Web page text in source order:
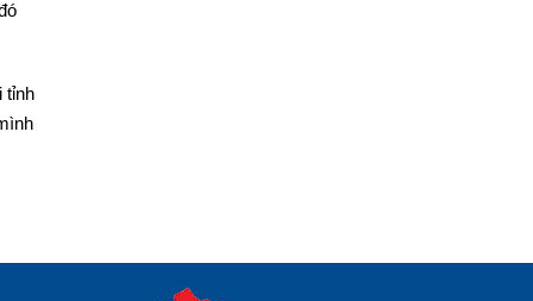
tỉnh